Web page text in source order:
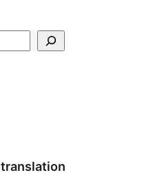
translation